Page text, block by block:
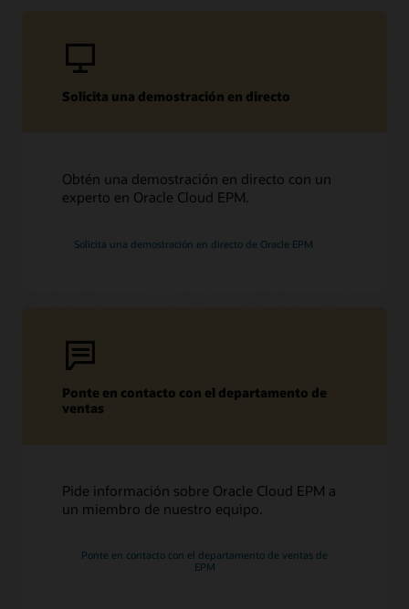
Solicita una demostración en directo
Obtén una demostración en directo con un
experto en Oracle Cloud EPM.
Solicita una demostración en directo de Oracle EPM
Ponte en contacto con el departamento de
ventas
Pide información sobre Oracle Cloud EPM a
un miembro de nuestro equipo.
Ponte en contacto con el departamento de ventas de
EPM